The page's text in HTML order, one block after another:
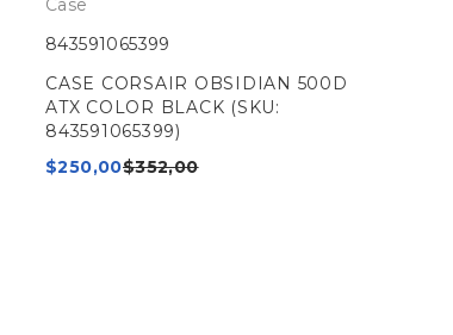
Case
843591065399
CASE CORSAIR OBSIDIAN 500D
ATX COLOR BLACK (SKU:
843591065399)
$352,00
$250,00